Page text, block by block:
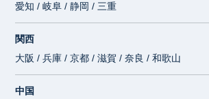
愛知 / 岐阜 / 静岡 / 三重
関西
大阪 / 兵庫 / 京都 / 滋賀 / 奈良 / 和歌山
中国